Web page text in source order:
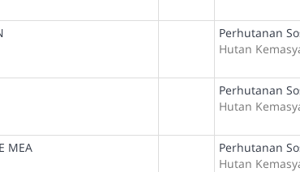
Perhutanan
Hutan
Perhutanan
Hutan
MEA
Perhutanan
Hutan